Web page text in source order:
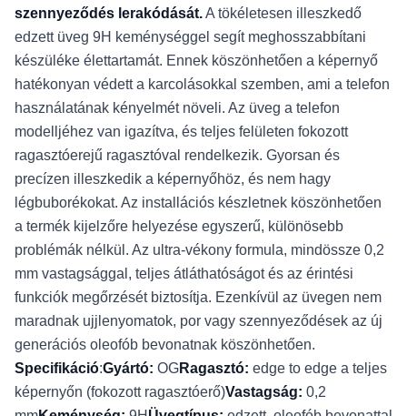
szennyeződés lerakódását.A tökéletesen illeszkedő
edzett üveg 9H keménységgel segít meghosszabbítani
készüléke élettartamát. Ennek köszönhetően a képernyő
hatékonyan védett a karcolásokkal szemben, ami a telefon
használatának kényelmét növeli. Az üveg a telefon
modelljéhez van igazítva, és teljes felületen fokozott
ragasztóerejű ragasztóval rendelkezik. Gyorsan és
precízen illeszkedik a képernyőhöz, és nem hagy
légbuborékokat. Az installációs készletnek köszönhetően
a termék kijelzőre helyezése egyszerű, különösebb
problémák nélkül. Az ultra-vékony formula, mindössze 0,2
mm vastagsággal, teljes átláthatóságot és az érintési
funkciók megőrzését biztosítja. Ezenkívül az üvegen nem
maradnak ujjlenyomatok, por vagy szennyeződések az új
generációs oleofób bevonatnak köszönhetően.
Specifikáció:Gyártó: OGRagasztó: edge to edge a teljes
képernyőn (fokozott ragasztóerő)Vastagság: 0,2